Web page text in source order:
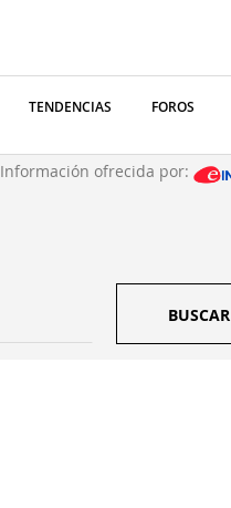
TENDENCIAS FOROS
Información ofrecida por:
BUSCAR